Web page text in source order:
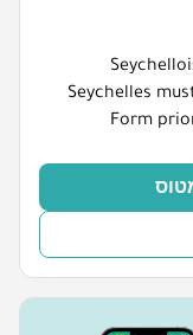
Seychelles
Form